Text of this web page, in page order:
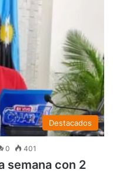
Destacados
0 401
semana con 2